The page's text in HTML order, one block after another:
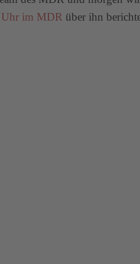
im MDR über ihn